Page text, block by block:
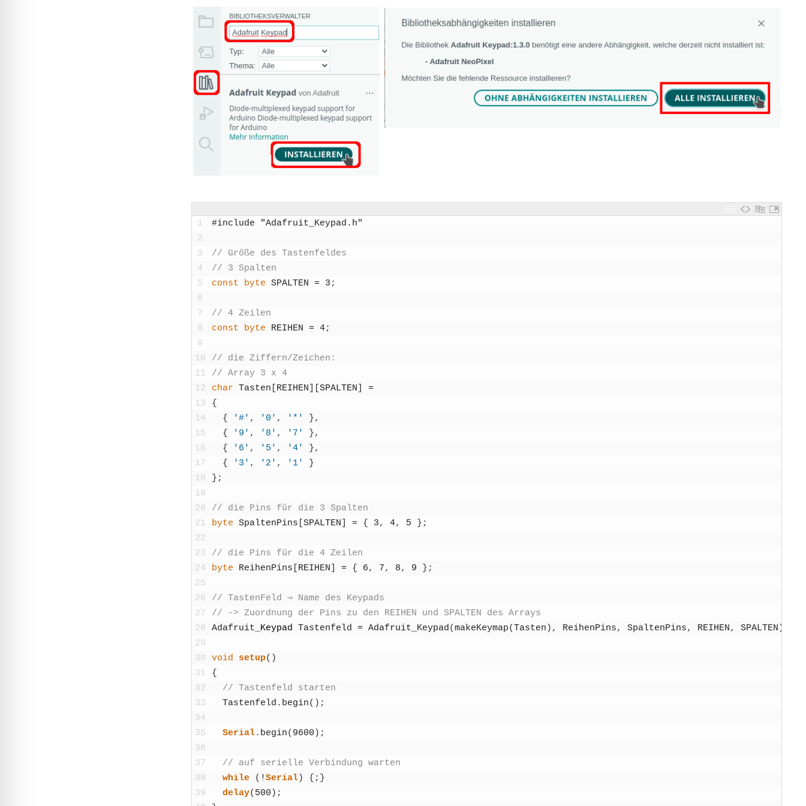
1
2
3
4
5
6
7
8
9
10
11
12
13
14
15
16
17
18
19
20
21
22
23
24
25
26
27
28
29
30
31
32
33
34
35
36
37
38
39
#include "Adafruit_Keypad.h"
// Grö­ße des Tas­ten­fel­des
// 3 Spal­ten
const
byte SPALTEN = 3 ;
// 4 Zei­len
const
byte REIHEN = 4;
// die Ziffern/Zeichen:
// Array 3 x 4
char Tas­ten REIHEN SPALTEN
=
{
{
'#' , '0' , '*' },
{
'9' , '8' , '7' },
{
'6' , '5' , '4' },
{
'3' , '2' , '1'
}
} ;
// die Pins für die 3 Spal­ten
byte Spal­ten­Pins SPALTEN = { 3, 4, 5 } ;
// die Pins für die 4 Zei­len
byte
Rei­hen­Pins REIHEN = { 6, 7, 8, 9 } ;
// Tas­ten­Feld ⇒ Name des Key­pads
// -> Zuord­nung der Pins zu den REIHEN und SPALTEN des Arrays
Adafruit
Key­pad Tas­ten­feld = Adafruit_Keypad(make­Key­map(Tas­ten ) , Rei­hen­Pins, Spal­ten­Pins, REIHEN, SPALTEN )
void set­up( )
{
// Tas­ten­feld star­ten
Tas­ten­feld . begin( ) ;
Seri­al. begin( 9600 ) ;
// auf seri­el­le Ver­bin­dung war­ten
while
( !Seri­al) { ; }
delay( 500 ) ;